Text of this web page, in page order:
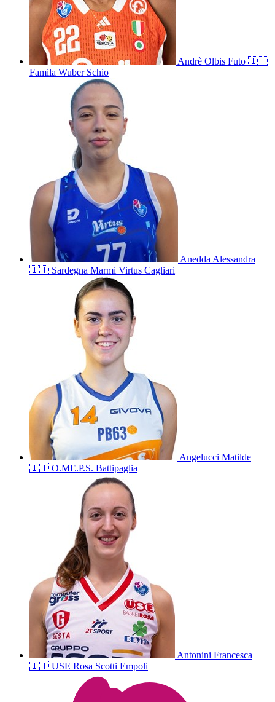
Andrè Olbis Futo 🇮🇹
Famila Wuber Schio
AneddaAlessandra
🇮🇹 Sardegna Marmi Virtus Cagliari
Angelucci Matilde
🇮🇹 O.ME.P.S. Battipaglia
Antonini Francesca
🇮🇹 USE Rosa Scotti Empoli